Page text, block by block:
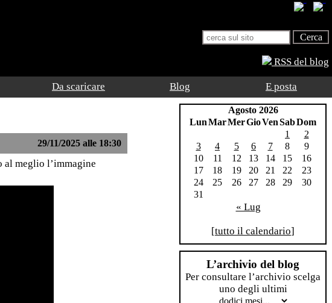
RSS del blog
Da scaricare Blog E posta
29/11/2025 alle 18:30
al meglio l’immagine
Agosto 2026
LunMarMerGioVenSabDom
1
2
3
4 5 6 7 8
9
10
11 12 13 14 15
16
17
18 19 20 21 22
23
24
25 26 27 28 29
30
31
« Lug
[tutto il calendario]
L’archivio del blog
Per consultare l’archivio scelga
uno degli ultimi